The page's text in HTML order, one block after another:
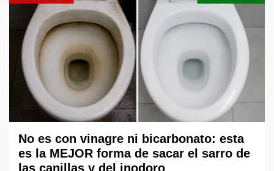
No es con vinagre ni bicarbonato: esta
es la MEJOR forma de sacar el sarro de
las canillas y del inodoro